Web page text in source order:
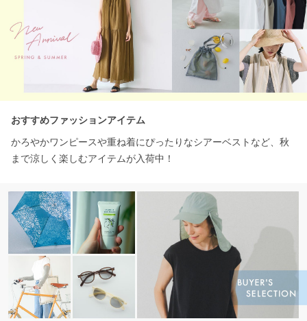
おすすめファッションアイテム
かろやかワンピースや重ね着にぴったりなシアーベストなど、秋
まで涼しく楽しむアイテムが入荷中！